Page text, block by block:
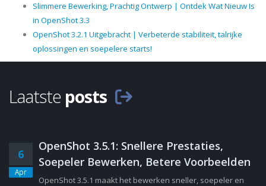
Slimmere Bewerking, Prachtig Ontwerp | Ontdek Wat Nieuw Is
in OpenShot 3.3
OpenShot 3.2.1 Uitgebracht | Verbeterde stabiliteit, talrijke
oplossingen en soepelere starts!
Laatste posts
6
Apr
OpenShot 3.5.1: Snellere Prestaties,
Soepeler Bewerken, Betere Voorbeelden
OpenShot 3.5.1 maakt het bewerken sneller, soepeler en